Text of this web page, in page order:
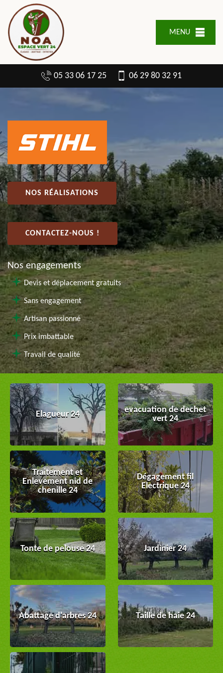
MENU
05 33 06 17 25 06 29 80 32 91
NOS RÉALISATIONS
CONTACTEZ-NOUS !
Nos engagements
Devis et déplacement gratuits
Sans engagement
Artisan passionné
Prix imbattable
Travail de qualité
Elagueur 24
evacuation de dechet
vert 24
Traitement et
Enlevement nid de
chenille 24
Dégagement fil
Electrique 24
Tonte de pelouse 24 Jardinier 24
Abattage d'arbres 24 Taille de haie 24